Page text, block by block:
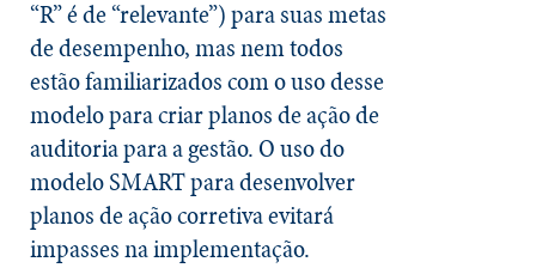
“R” é de “relevante”) para suas metas
de desempenho, mas nem todos
estão familiarizados com o uso desse
modelo para criar planos de ação de
auditoria para a gestão. O uso do
modelo SMART para desenvolver
planos de ação corretiva evitará
impasses na implementação.